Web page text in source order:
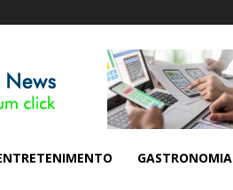
GASTRONOMIA